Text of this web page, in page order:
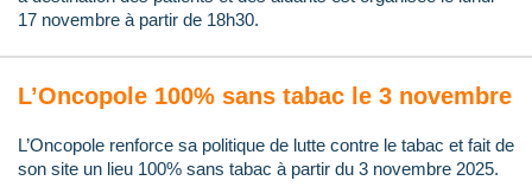
17 novembre à partir de 18h30.
L’Oncopole 100% sans tabac le 3 novembre
L’Oncopole renforce sa politique de lutte contre le tabac et fait de
son site un lieu 100% sans tabac à partir du 3 novembre 2025.